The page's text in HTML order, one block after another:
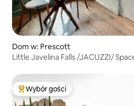
Dom w: Prescott
Little Javelina Falls /JACUZZI/
Najpopularniejsze z kategorii Wybór
Wybór gości